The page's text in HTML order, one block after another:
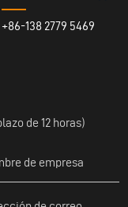
+86-138 2779 5469
de 12 horas)
de empresa